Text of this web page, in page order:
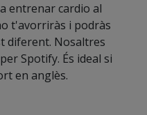
entrenar cardio al
t'avorriràs i podràs
diferent. Nosaltres
Spotify. És ideal si
en anglès.